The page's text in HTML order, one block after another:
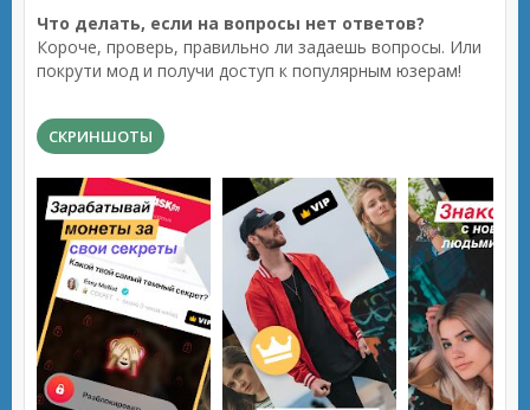
Что делать, если на вопросы нет ответов?
Короче, проверь, правильно ли задаешь вопросы. Или
покрути мод и получи доступ к популярным юзерам!
СКРИНШОТЫ